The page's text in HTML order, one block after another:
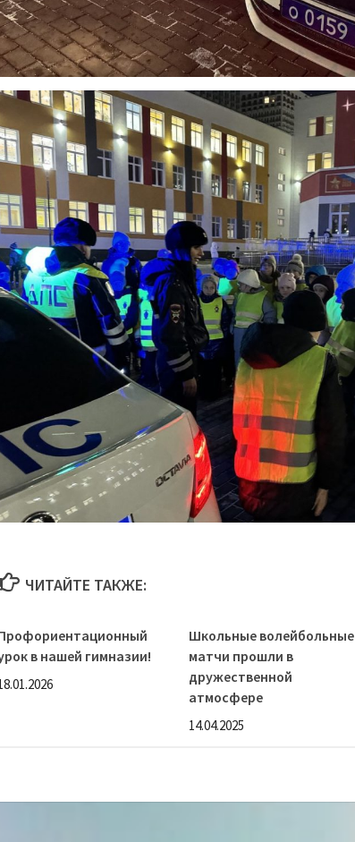
ЧИТАЙТЕ ТАКЖЕ:
в нашей гимназии!
Школьные волейбольные
матчи прошли в
дружественной
атмосфере
14.04.2025